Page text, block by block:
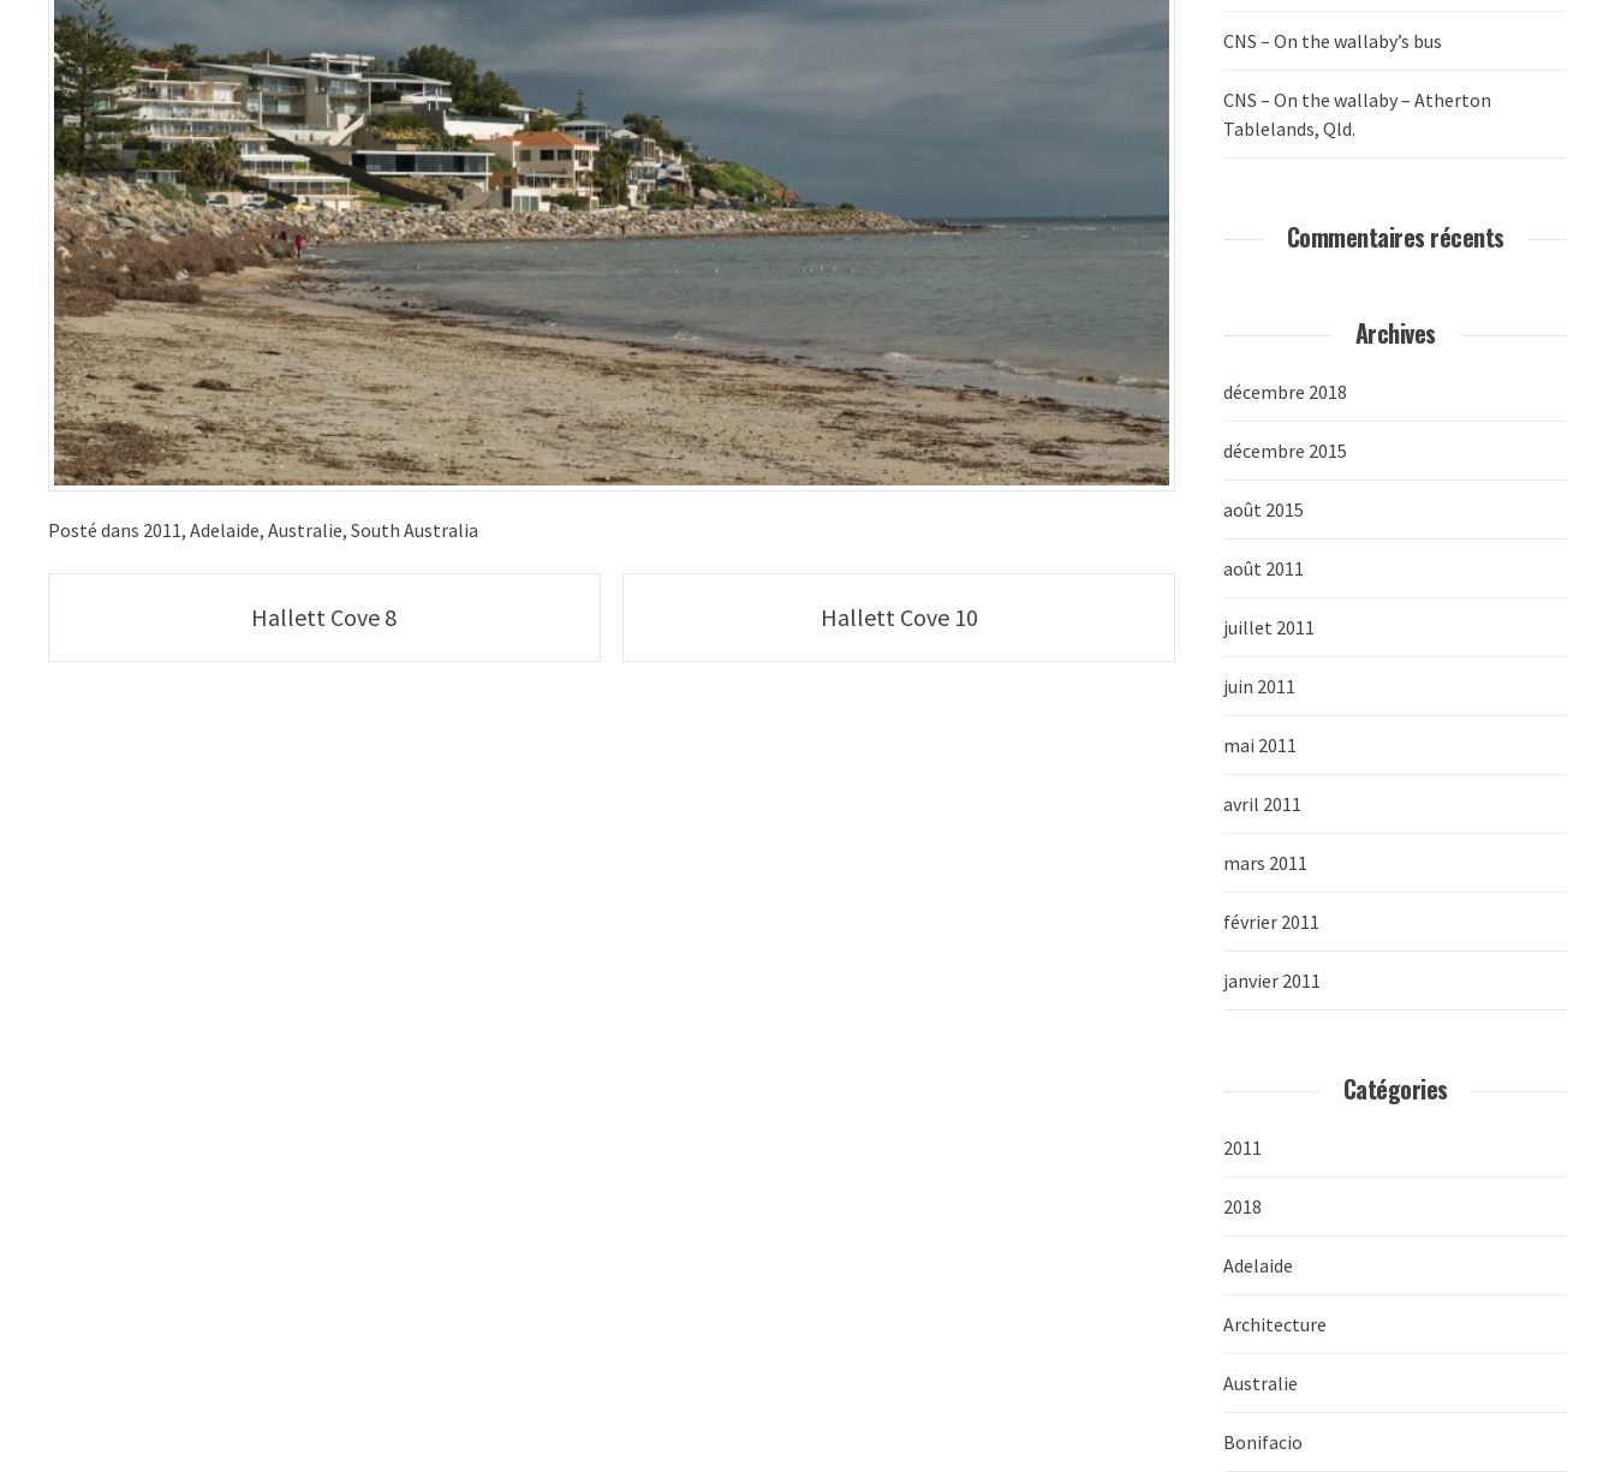
Posté dans 2011, Adelaide, Australie, South Australia
navigation
Hallett Cove 8 Hallett Cove 10
CNS – On the wallaby’s bus
CNS – On the wallaby – Atherton
Tablelands, Qld.
Commentaires récents
Archives
décembre 2018
décembre 2015
août 2015
août 2011
juillet 2011
juin 2011
mai 2011
avril 2011
mars 2011
février 2011
janvier 2011
Catégories
2011
2018
Adelaide
Architecture
Australie
Bonifacio